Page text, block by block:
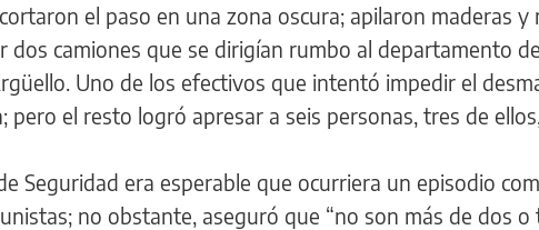
el paso en una zona oscura; apilaron maderas y
dos camiones que se dirigían rumbo al departamento
Uno de los efectivos que intentó impedir el
pero el resto logró apresar a seis personas, tres de
Seguridad era esperable que ocurriera un episodio
no obstante, aseguró que “no son más de dos o